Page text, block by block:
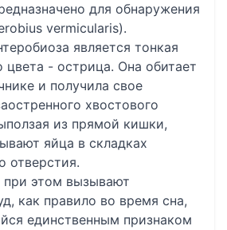
для обнаружения
vermicularis).
является тонкая
цвета - острица. Она обитает
и получила свое
хвостового
из прямой кишки,
яйца в складках
отверстия.
этом вызывают
как правило во время сна,
единственным признаком